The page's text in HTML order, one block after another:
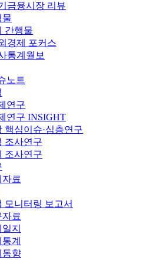
금융시장 리뷰
물
간행물
경제 포커스
통계월보
노트
연구
연구 INSIGHT
핵심이슈·심층연구
조사연구
조사연구
료
모니터링 보고서
료
지
계
동향